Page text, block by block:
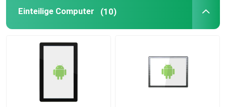
Automobil-LCD-Anzeige
Hohe Helligkeit LCD-Anzeige
Einteilige Computer (10)